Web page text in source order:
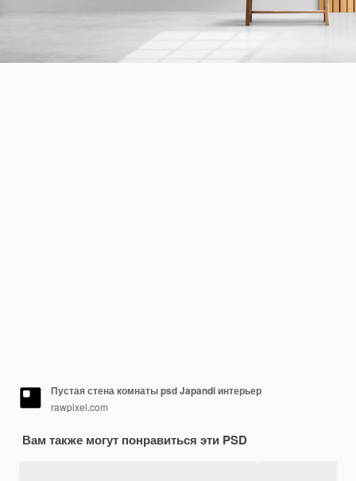
Пустая стена комнаты psd Japandi интерьер
rawpixel.com
Вам также могут понравиться эти PSD